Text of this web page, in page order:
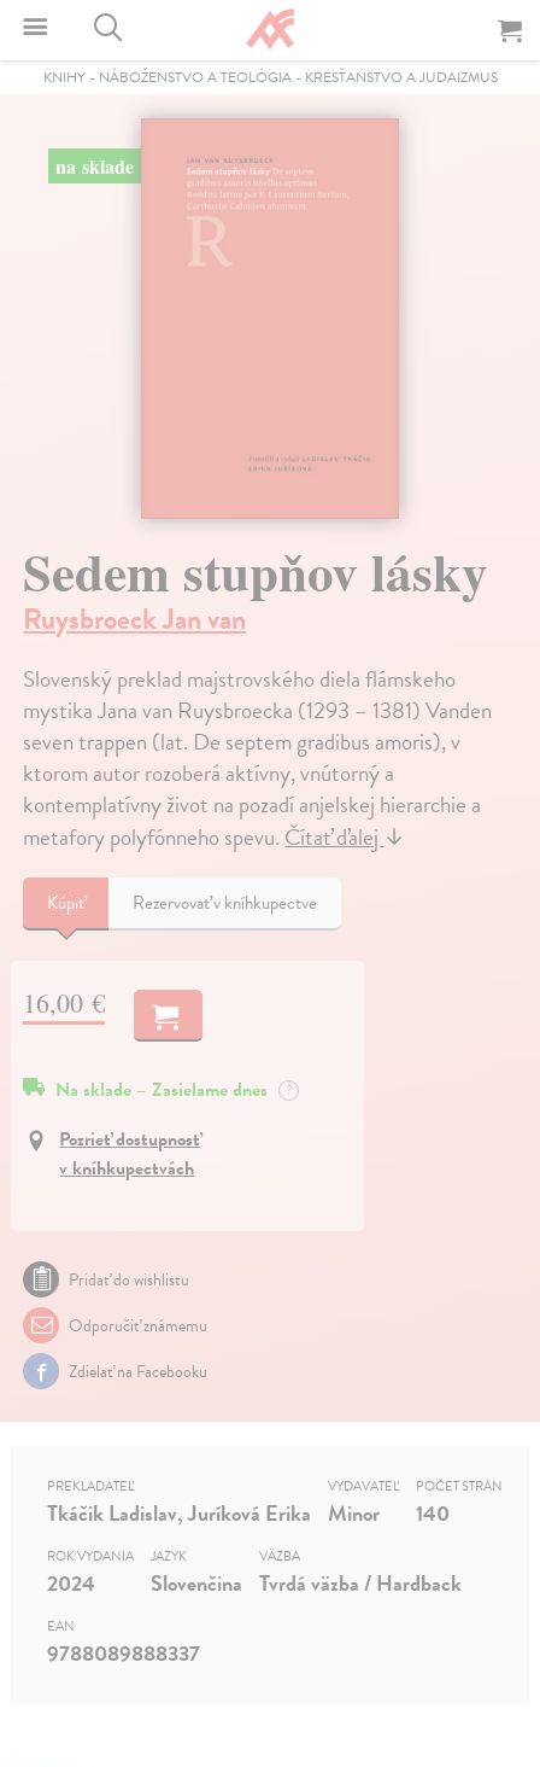
KNIHY- NÁBOŽENSTVO A TEOLÓGIA- KRESŤANSTVO A JUDAIZMUS
na sklade
Sedem stupňov lásky
Ruysbroeck Jan van
Slovenský preklad majstrovského diela flámskeho
mystika Jana van Ruysbroecka (1293 – 1381) Vanden
seven trappen (lat. De septem gradibus amoris), v
ktorom autor rozoberá aktívny, vnútorný a
kontemplatívny život na pozadí anjelskej hierarchie a
metafory polyfónneho spevu.Čítať ďalej↓
Kúpiť Rezervovať v kníhkupectve
16,00 €
Na sklade – Zasielame dnes ?
Pozrieť dostupnosť
v kníhkupectvách
Pridať do wishlistu
Odporučiť známemu
Zdielať na Facebooku
PREKLADATEĽ
Tkáčik Ladislav, Juríková Erika
VYDAVATEĽ
Minor
POČET STRÁN
140
ROK VYDANIA
2024
JAZYK
Slovenčina
VÄZBA
Tvrdá väzba / Hardback
EAN
9788089888337